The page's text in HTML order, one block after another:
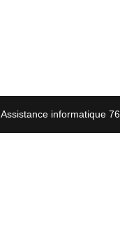
informatique 76